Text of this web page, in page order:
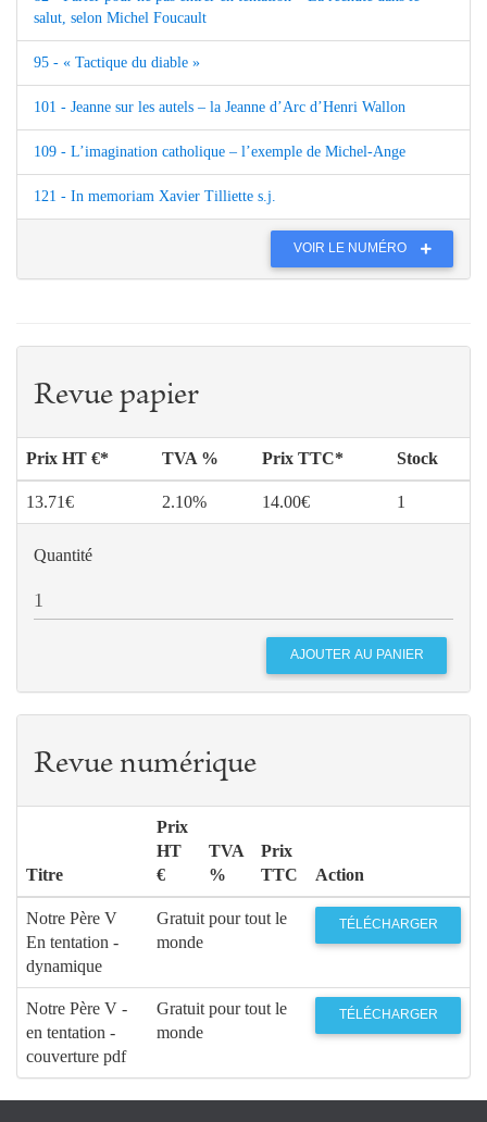
salut, selon Michel Foucault
95 - « Tactique du diable »
101 - Jeanne sur les autels – la Jeanne d’Arc d’Henri Wallon
109 - L’imagination catholique – l’exemple de Michel-Ange
121 - In memoriam Xavier Tilliette s.j.
VOIR LE NUMÉRO
Revue papier
Prix HT €* TVA % Prix TTC* Stock
13.71€ 2.10% 14.00€ 1
Quantité
Revue numérique
Titre
Prix
HT
€
TVA
%
Prix
TTC
Action
Notre Père V
En tentation -
dynamique
Gratuit pour tout le
monde
TÉLÉCHARGER
Notre Père V -
en tentation -
couverture pdf
Gratuit pour tout le
monde
TÉLÉCHARGER